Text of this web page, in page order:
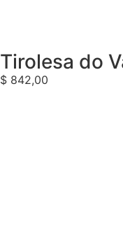
Tirolesa do
$ 842,00